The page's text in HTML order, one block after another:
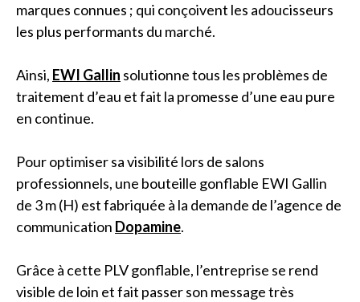
marques connues ; qui conçoivent les adoucisseurs
les plus performants du marché.
Ainsi, EWI Gallin solutionne tous les problèmes de
traitement d’eau et fait la promesse d’une eau pure
en continue.
Pour optimiser sa visibilité lors de salons
professionnels, une bouteille gonflable EWI Gallin
de 3 m (H) est fabriquée à la demande de l’agence de
communication Dopamine.
Grâce à cette PLV gonflable, l’entreprise se rend
visible de loin et fait passer son message très